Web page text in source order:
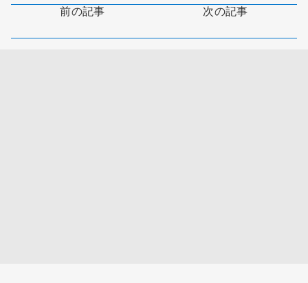
前の記事 次の記事